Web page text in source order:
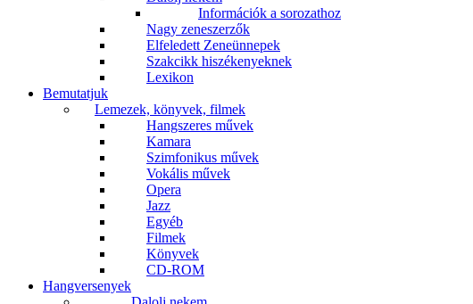
Információk a sorozathoz
Nagy zeneszerzők
Elfeledett Zeneünnepek
Szakcikk hiszékenyeknek
Lexikon
Bemutatjuk
Lemezek, könyvek, filmek
Hangszeres művek
Kamara
Szimfonikus művek
Vokális művek
Opera
Jazz
Egyéb
Filmek
Könyvek
CD-ROM
Hangversenyek